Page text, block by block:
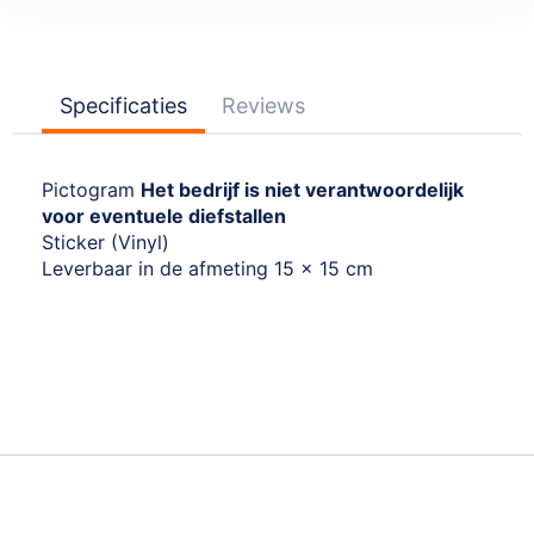
Specificaties Reviews
Pictogram Het bedrijf is niet verantwoordelijk
voor eventuele diefstallen
Sticker (Vinyl)
Leverbaar in de afmeting 15 x 15 cm